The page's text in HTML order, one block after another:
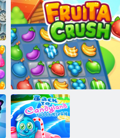
Pirate mjehurići Igra loptice